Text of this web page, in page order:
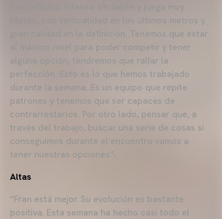
los sentidos. Intenso sin balón y juega muy
rápido, con verticalidad en los últimos metros y
gran calidad en la definición. Tenemos que estar
al máximo nivel para poder competir y tener
alguna opción, tendremos que rallar la
perfección. Esto es lo que hemos trabajado
durante la semana. Es un equipo que repite
patrones y tenemos que ser capaces de
contrarrestarlos. Por otro lado, pensar que, a
través del trabajo, buscar una serie de cosas si
conseguimos durante el encuentro vamos a
tener nuestras opciones”.
Altas
“Fran está mejor. Su evolución es bastante
positiva. Esta semana ha hecho casi todo el